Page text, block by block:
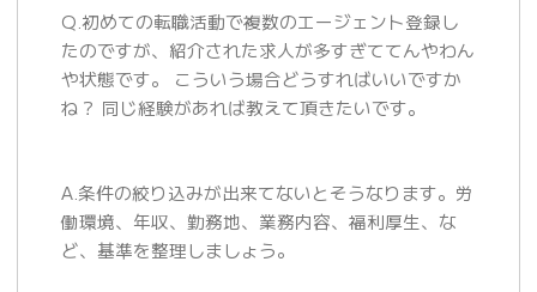
Q.初めての転職活動で複数のエージェント登録し
たのですが、紹介された求人が多すぎててんやわん
や状態です。 こういう場合どうすればいいですか
ね？ 同じ経験があれば教えて頂きたいです。
A.条件の絞り込みが出来てないとそうなります。労
働環境、年収、勤務地、業務内容、福利厚生、な
ど、基準を整理しましょう。